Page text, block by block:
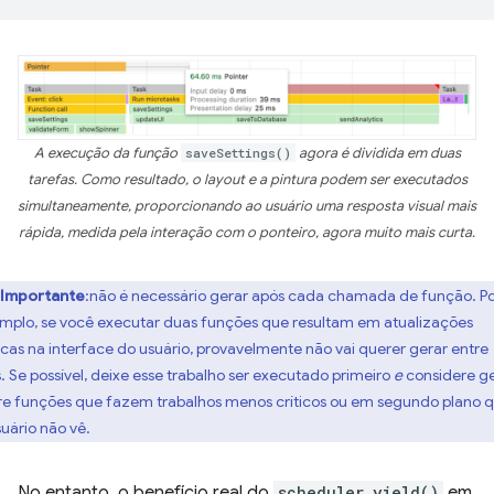
A execução da função saveSettings()
agora é dividida em duas
tarefas. Como resultado, o layout e a pintura podem ser executados
simultaneamente, proporcionando ao usuário uma resposta visual mais
rápida, medida pela interação com o ponteiro, agora muito mais curta.
Importante:não é necessário gerar após cada chamada de função.
se você executar duas funções que resultam em atualizações
na interface do usuário, provavelmente não vai querer gerar entre
Se possível, deixe esse trabalho ser executado primeiro econsidere
funções que fazem trabalhos menos críticos ou em segundo plano
não vê.